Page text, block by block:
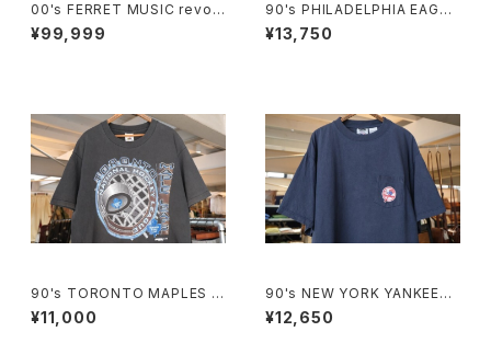
00's FERRET MUSIC revolv
er-logo printed Tee
¥99,999
90's PHILADELPHIA EAGLE
S breakthrough cotton Tee
"Made in U.S.A."
¥13,750
90's TORONTO MAPLES L
EAFS black cotton Tee "M
ade in CANADA"
¥11,000
90's NEW YORK YANKEES
embroidered logo pocket
Tee
¥12,650